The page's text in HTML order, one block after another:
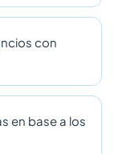
con
en base a los